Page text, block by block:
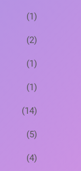
а
р
в
р
о
в
р
1 1
о
в
р
22
о
в
р
а
1 1
о
в
р
1 1
о
в
р
141
т
о
55
о
44